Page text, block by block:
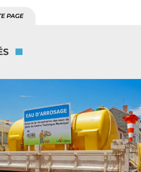
PAGE